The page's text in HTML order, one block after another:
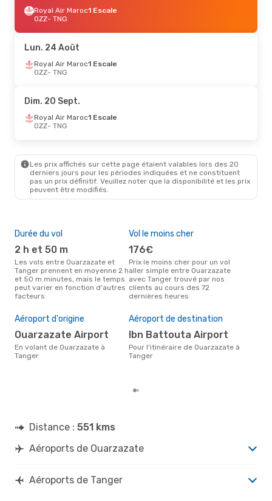
Royal Air Maroc1 Escale
OZZ- TNG
TNG- OZZ
Jeu. 17 Sept.- Dim. 20 Sept.
Royal Air Maroc
TNG- OZZ
- TNG
Air Arabia Maroc2 Escales
TNG- OZZ
Royal Air Maroc1 Escale
OZZ- TNG
Lun. 24 Août
Royal Air Maroc1 Escale
OZZ- TNG
Dim. 20 Sept.
Royal Air Maroc1 Escale
OZZ- TNG
Les prix affichés sur cette page étaient valables lors des 20
derniers jours pour les périodes indiquées et ne constituent
pas un prix définitif. Veuillez noter que la disponibilité et les prix
peuvent être modifiés.
Durée du vol
2 h et 50 m
Les vols entre Ouarzazate et
Tanger prennent en moyenne 2 h
et 50 m minutes, mais le temps
peut varier en fonction d'autres
facteurs
Vol le moins cher
176€
Prix le moins cher pour un vol
aller simple entre Ouarzazate
avec Tanger trouvé par nos
clients au cours des 72
dernières heures
Aéroport d'origine
Ouarzazate Airport
En volant de Ouarzazate à
Tanger
Aéroport de destination
Ibn Battouta Airport
Pour l'itinéraire de Ouarzazate à
Tanger
Distance : 551 kms
Aéroports de Ouarzazate
Aéroports de Tanger